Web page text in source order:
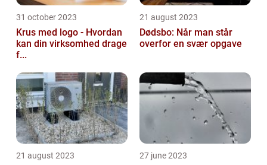
31 october 2023
Krus med logo - Hvordan
kan din virksomhed drage
f...
21 august 2023
Dødsbo: Når man står
overfor en svær opgave
21 august 2023 27 june 2023